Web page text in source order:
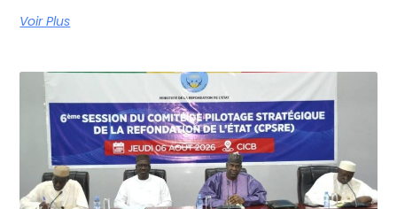
Voir Plus